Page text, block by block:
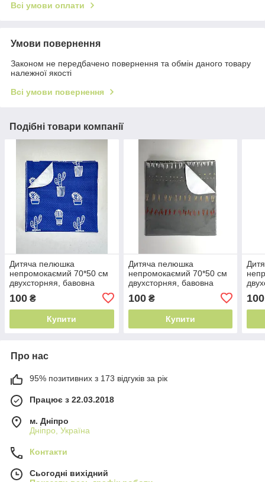
Всі умови оплати
Умови повернення
Законом не передбачено повернення та обмін даного товару
належної якості
Всі умови повернення
Подібні товари компанії
Дитяча пелюшка
непромокаємий 70*50 см
двухсторняя, бавовна
пелюшка непромокаюча
бавовна
100 ₴
Купити
Дитяча пелюшка
непромокаємий 70*50 см
двухсторняя, бавовна
пелюшка непромокаюча
бавовна
100₴
Купити
100
Про нас
95% позитивних з 173 відгуків за рік
Працює з 22.03.2018
м. Дніпро
Дніпро, Україна
Контакти
Сьогодні вихідний